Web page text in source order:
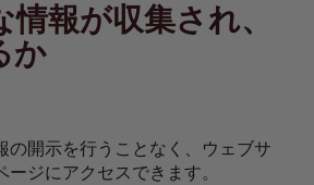
報が収集され、
か
の開示を行うことなく、ウェブサ
ジにアクセスできます。